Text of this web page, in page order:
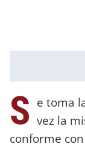
S e toma
vez la
conforme